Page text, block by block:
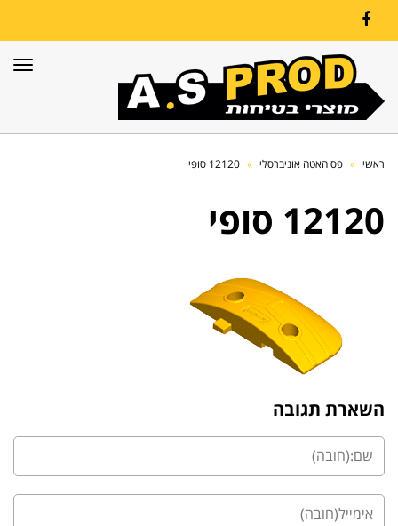
Facebook
ראשי » פס האטה אוניברסלי » 12120 סופי
12120 סופי
השארת תגובה